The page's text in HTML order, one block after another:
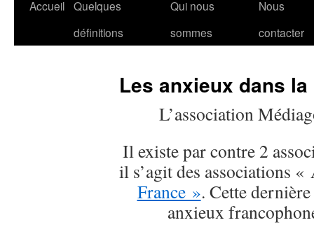
Accueil Quelques
définitions
Qui nous
sommes
Nous
contacter
Les anxieux dans
L’association
Il existe par contre 2
il s’agit des associations
France ». Cette
anxieux